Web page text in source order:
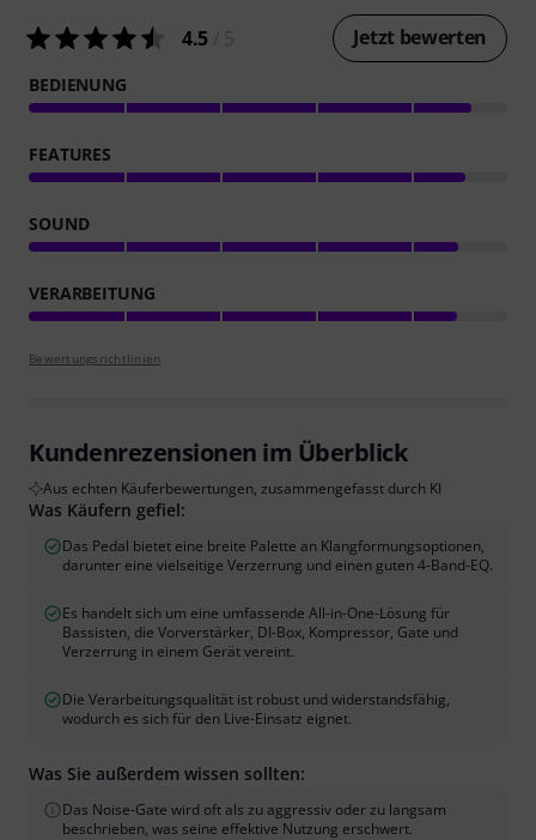
4.5 Jetzt bewerten
BEDIENUNG
FEATURES
SOUND
VERARBEITUNG
Bewertungsrichtlinien
Kundenrezensionen im Überblick
Aus echten Käuferbewertungen, zusammengefasst durch KI
Was Käufern gefiel:
Das Pedal bietet eine breite Palette an Klangformungsoptionen,
darunter eine vielseitige Verzerrung und einen guten 4-Band-EQ.
Es handelt sich um eine umfassende All-in-One-Lösung für
Bassisten, die Vorverstärker, DI-Box, Kompressor, Gate und
Verzerrung in einem Gerät vereint.
Die Verarbeitungsqualität ist robust und widerstandsfähig,
wodurch es sich für den Live-Einsatz eignet.
Was Sie außerdem wissen sollten:
Das Noise-Gate wird oft als zu aggressiv oder zu langsam
beschrieben, was seine effektive Nutzung erschwert.